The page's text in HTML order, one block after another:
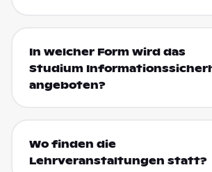
In welcher Form wird das
Studium
angeboten?
Wo finden die
Lehrveranstaltungen statt?